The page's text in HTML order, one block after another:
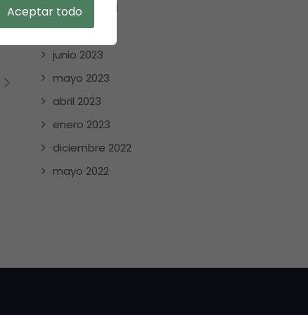
agosto 2023
julio 2023
junio 2023
mayo 2023
abril 2023
enero 2023
diciembre 2022
mayo 2022
Aceptar todo